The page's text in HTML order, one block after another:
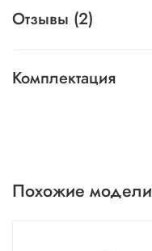
Отзывы (2)
Комплектация
Похожие модели